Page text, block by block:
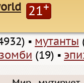
21+
▪ мутанты
зомби (19) ▪